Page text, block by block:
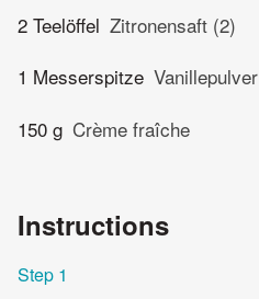
2 Teelöffel Zitronensaft (2)
1 Messerspitze Vanillepulver
150 g Crème fraîche
Instructions
Step 1